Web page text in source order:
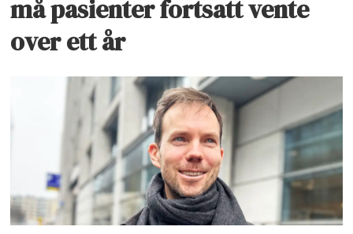
må pasienter fortsatt vente
over ett år